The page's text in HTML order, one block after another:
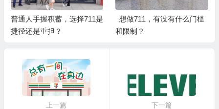
选择711是
想做711，有没有什么门槛
和限制？
普通人想做零售
上一篇
下一篇